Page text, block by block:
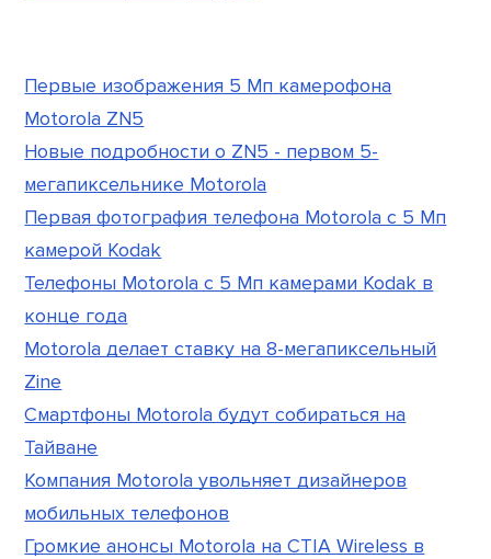
Первые изображения 5 Мп камерофона
Motorola ZN5
Новые подробности о ZN5 - первом 5-
мегапиксельнике Motorola
Первая фотография телефона Motorola с 5 Мп
камерой Kodak
Телефоны Motorola с 5 Мп камерами Kodak в
конце года
Motorola делает ставку на 8-мегапиксельный
Zine
Смартфоны Motorola будут собираться на
Тайване
Компания Motorola увольняет дизайнеров
мобильных телефонов
Громкие анонсы Motorola на CTIA Wireless в